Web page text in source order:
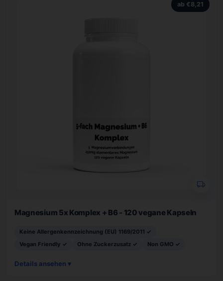
ab €8,21
Magnesium 5x Komplex + B6 - 120 vegane Kapseln
Keine Allergenkennzeichnung (EU) 1169/2011 ✓
Vegan Friendly ✓
Ohne Zuckerzusatz ✓ Non GMO ✓
Details ansehen ▾